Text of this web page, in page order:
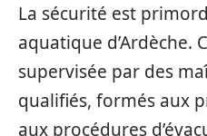
La sécurité est
aquatique d’Ardèche.
supervisée par des
qualifiés, formés aux
aux procédures